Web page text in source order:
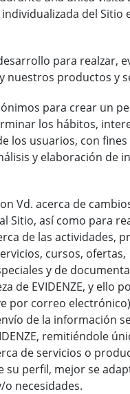
del Sitio
para realzar,
nuestros productos y
para crear un
los hábitos,
los usuarios, con fines
y elaboración de
Vd. acerca de
Sitio, así como para
de las actividades,
cursos, ofertas,
y de
de EVIDENZE, y ello
por correo
de la información
remitiéndole
de servicios o
su perfil, mejor se
necesidades.